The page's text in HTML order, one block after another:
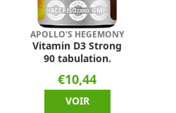
APOLLO'S HEGEMONY
Vitamin D3 Strong
90 tabulation.
€10,44
VOIR